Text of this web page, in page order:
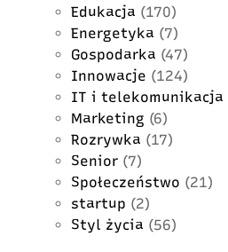
Edukacja (170)
Energetyka (7)
Gospodarka (47)
Innowacje (124)
IT i telekomunikacja
Marketing (6)
Rozrywka (17)
Senior (7)
Społeczeństwo (21)
startup (2)
Styl życia (56)